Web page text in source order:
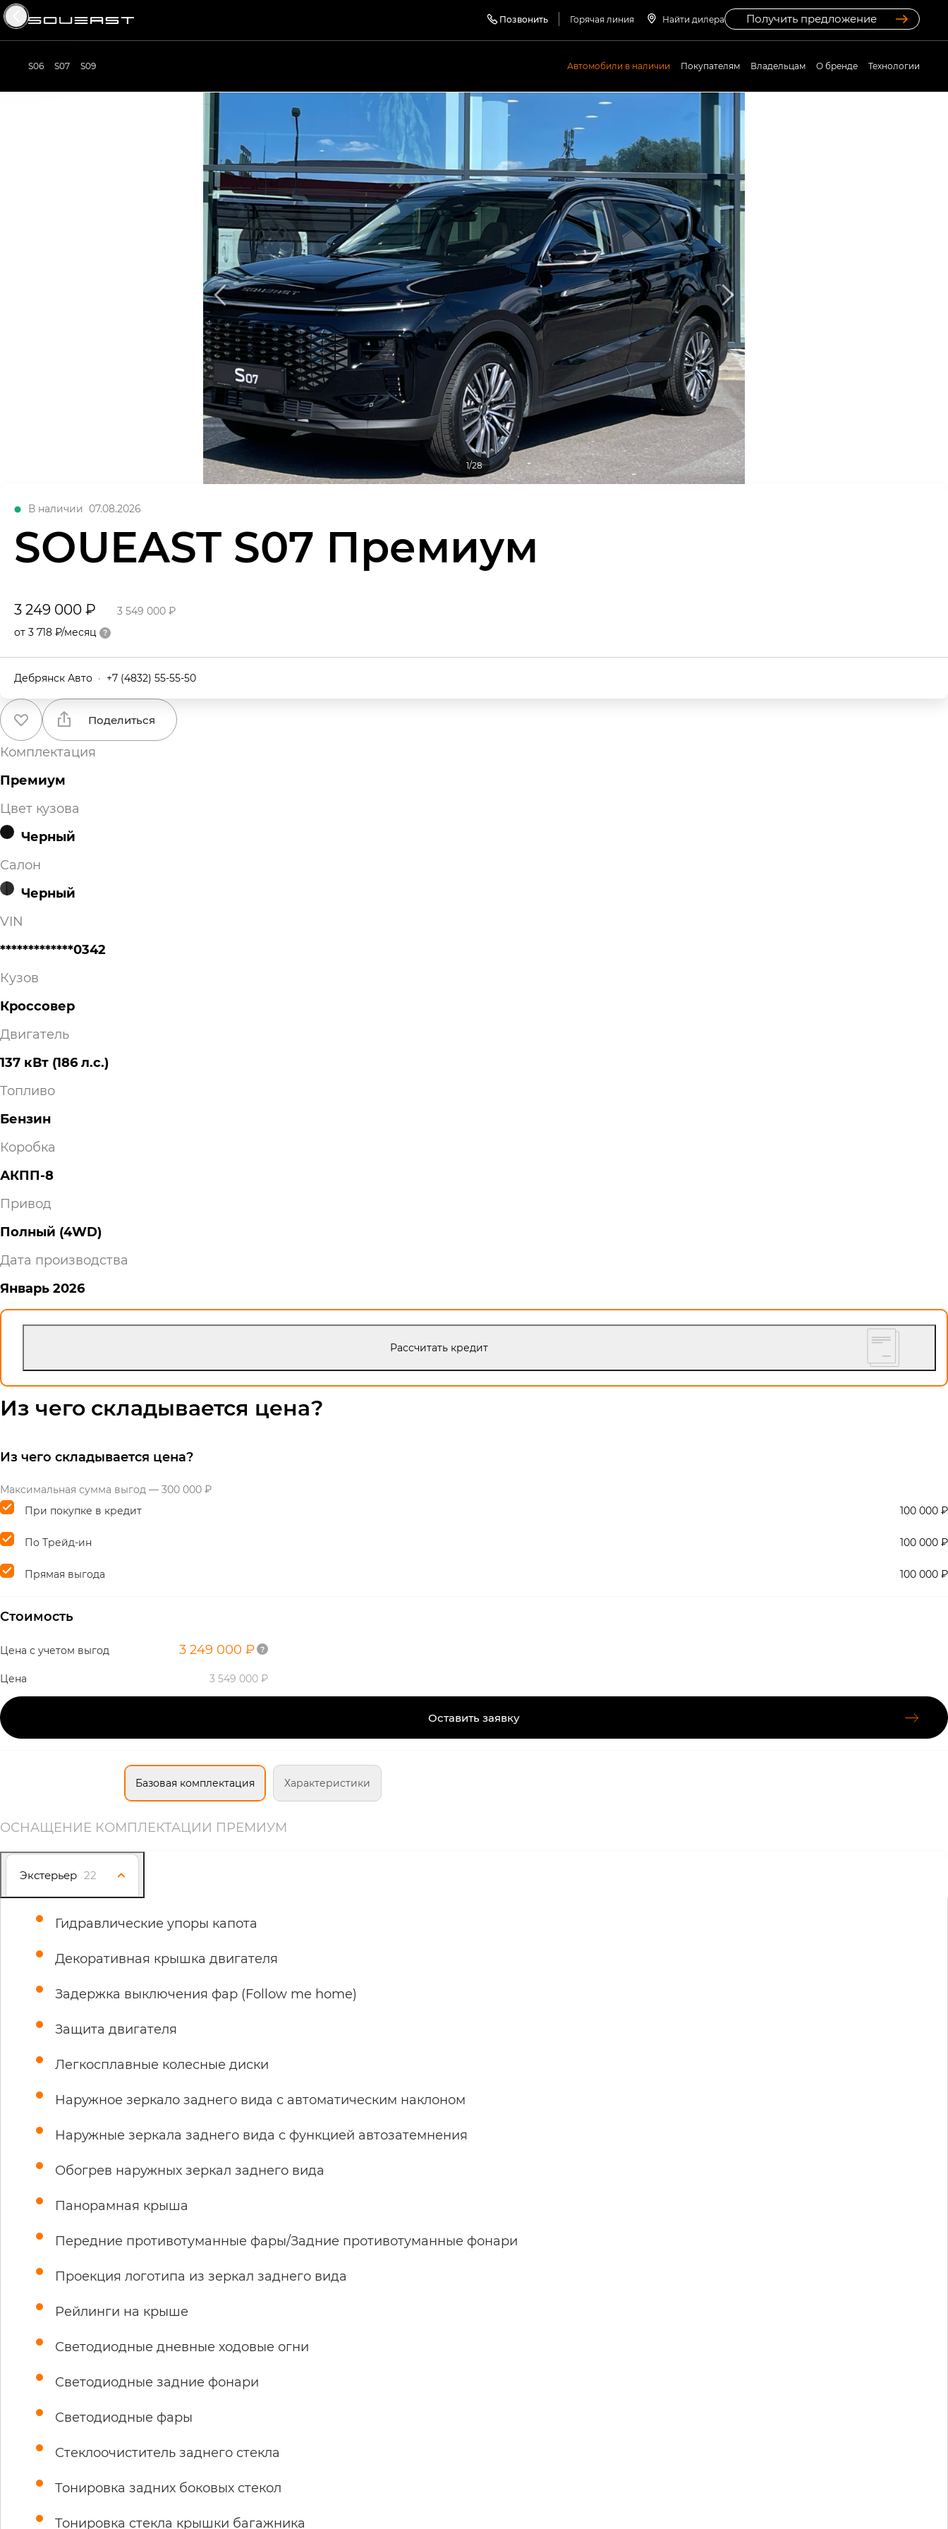
Позвонить Горячая линия Найти дилера Получить предложение
S06 S07 S09 Автомобили в наличии Покупателям Владельцам О бренде Технологии
1/28
В наличии 07.08.2026
SOUEAST S07 Премиум
3 249 000 ₽
3 549 000 ₽
от 3 718 ₽/месяц
Дебрянск Авто · +7 (4832) 55-55-50
Поделиться
Комплектация
Премиум
Цвет кузова
Черный
Салон
Черный
VIN
*************0342
Кузов
Кроссовер
Двигатель
137 кВт (186 л.с.)
Топливо
Бензин
Коробка
АКПП-8
Привод
Полный (4WD)
Дата производства
Январь 2026
Рассчитать кредит
Из чего складывается цена?
Из чего складывается цена?
Максимальная сумма выгод — 300 000 ₽
При покупке в кредит
100 000 ₽
По Трейд-ин 100 000 ₽
Прямая выгода 100 000 ₽
Стоимость
Цена с учетом выгод 3 249 000 ₽
Цена 3 549 000 ₽
Оставить заявку
Базовая комплектация Характеристики
ОСНАЩЕНИЕ КОМПЛЕКТАЦИИ ПРЕМИУМ
Экстерьер 22
Гидравлические упоры капота
Декоративная крышка двигателя
Задержка выключения фар (Follow me home)
Защита двигателя
Легкосплавные колесные диски
Наружное зеркало заднего вида с автоматическим наклоном
Наружные зеркала заднего вида с функцией автозатемнения
Обогрев наружных зеркал заднего вида
Панорамная крыша
Передние противотуманные фары/Задние противотуманные фонари
Проекция логотипа из зеркал заднего вида
Рейлинги на крыше
Светодиодные дневные ходовые огни
Светодиодные задние фонари
Светодиодные фары
Стеклоочиститель заднего стекла
Тонировка задних боковых стекол
Тонировка стекла крышки багажника